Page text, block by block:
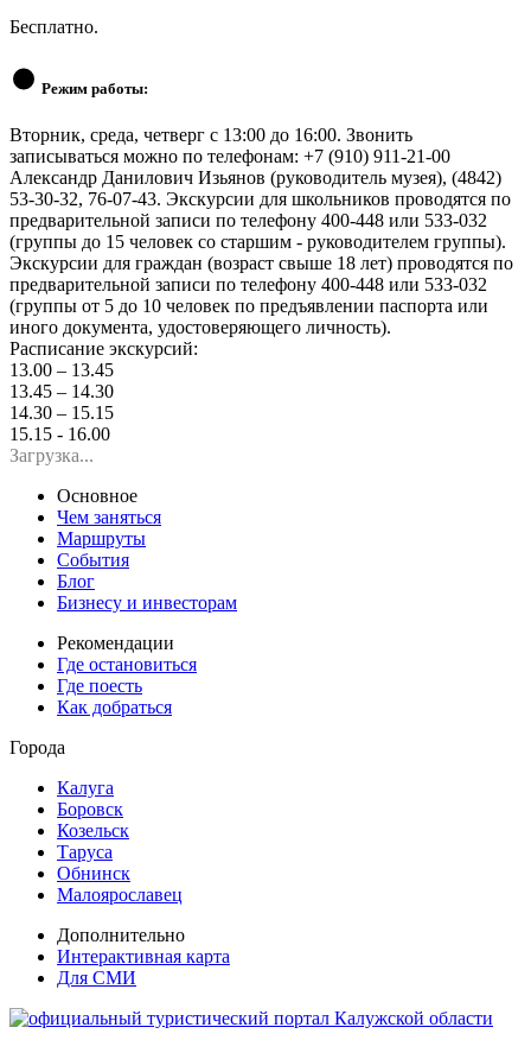
Бесплатно.
Режим работы:
Вторник, среда, четверг с 13:00 до 16:00. Звонить
записываться можно по телефонам: +7 (910) 911-21-00
Александр Данилович Изьянов (руководитель музея), (4842)
53-30-32, 76-07-43. Экскурсии для школьников проводятся по
предварительной записи по телефону 400-448 или 533-032
(группы до 15 человек со старшим - руководителем группы).
Экскурсии для граждан (возраст свыше 18 лет) проводятся по
предварительной записи по телефону 400-448 или 533-032
(группы от 5 до 10 человек по предъявлении паспорта или
иного документа, удостоверяющего личность).
Расписание экскурсий:
13.00 – 13.45
13.45 – 14.30
14.30 – 15.15
15.15 - 16.00
Загрузка...
Основное
Чем заняться
Маршруты
События
Блог
Бизнесу и инвесторам
Рекомендации
Где остановиться
Где поесть
Как добраться
Города
Калуга
Боровск
Козельск
Таруса
Обнинск
Малоярославец
Дополнительно
Интерактивная карта
Для СМИ